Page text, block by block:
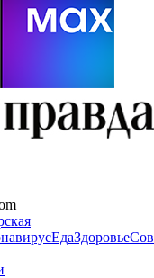
ЕдаЗдоровье